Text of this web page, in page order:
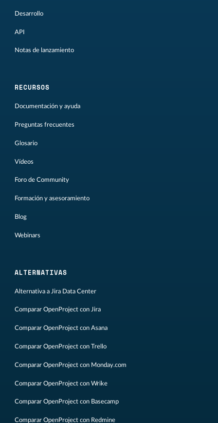
Desarrollo
API
Notas de lanzamiento
RECURSOS
Documentación y ayuda
Preguntas frecuentes
Glosario
Vídeos
Foro de Community
Formación y asesoramiento
Blog
Webinars
ALTERNATIVAS
Alternativa a Jira Data Center
Comparar OpenProject con Jira
Comparar OpenProject con Asana
Comparar OpenProject con Trello
Comparar OpenProject con Monday.com
Comparar OpenProject con Wrike
Comparar OpenProject con Basecamp
Comparar OpenProject con Redmine